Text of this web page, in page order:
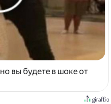
вы будете в шоке от